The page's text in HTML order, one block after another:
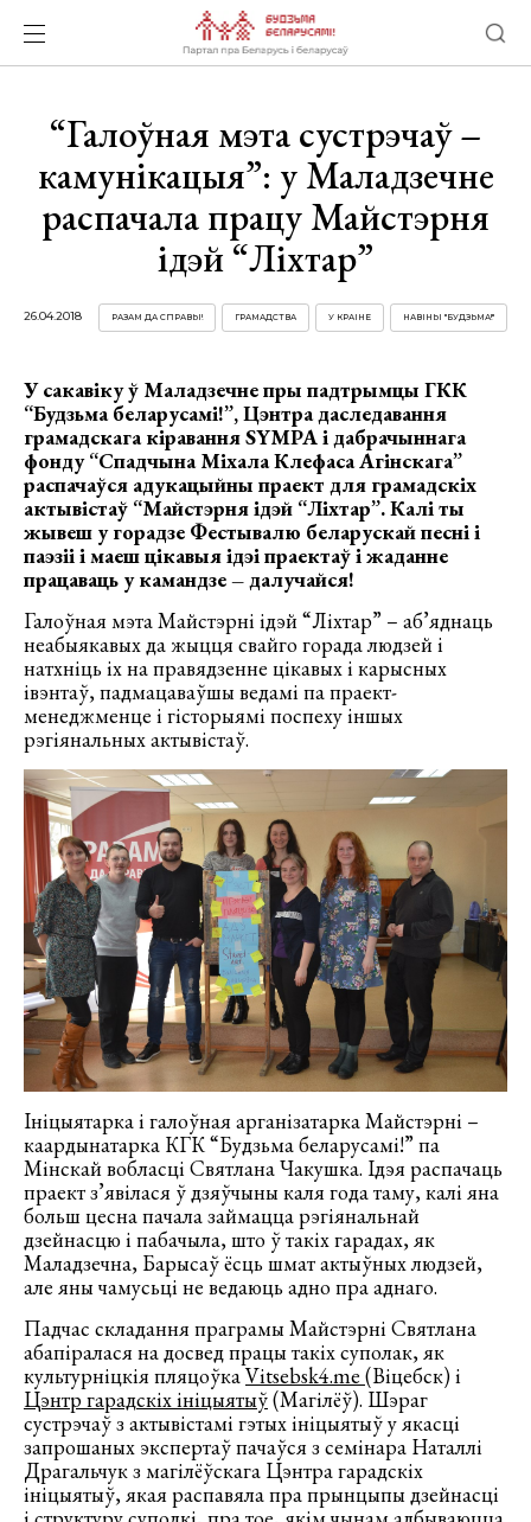
“Галоўная мэта сустрэчаў –
камунікацыя”: у Маладзечне
распачала працу Майстэрня
ідэй “Ліхтар”
26.04.2018 НАВІНЫ "БУДЗЬМА!"
У КРАІНЕ
ГРАМАДСТВА
РАЗАМ ДА СПРАВЫ!
У сакавіку ў Маладзечне пры падтрымцы ГКК
“Будзьма беларусамі!”, Цэнтра даследавання
грамадскага кіравання SYMPA і дабрачыннага
фонду “Спадчына Міхала Клефаса Агінскага”
распачаўся адукацыйны праект для грамадскіх
актывістаў “Майстэрня ідэй “Ліхтар”. Калі ты
жывеш у горадзе Фестывалю беларускай песні і
паэзіі і маеш цікавыя ідэі праектаў і жаданне
працаваць у камандзе – далучайся!
Галоўная мэта Майстэрні ідэй “Ліхтар” – аб’яднаць
неабыякавых да жыцця свайго горада людзей і
натхніць іх на правядзенне цікавых і карысных
івэнтаў, падмацаваўшы ведамі па праект-
менеджменце і гісторыямі поспеху іншых
рэгіянальных актывістаў.
Ініцыятарка і галоўная арганізатарка Майстэрні –
каардынатарка КГК “Будзьма беларусамі!” па
Мінскай вобласці Святлана Чакушка. Ідэя распачаць
праект з’явілася ў дзяўчыны каля года таму, калі яна
больш цесна пачала займацца рэгіянальнай
дзейнасцю і пабачыла, што ў такіх гарадах, як
Маладзечна, Барысаў ёсць шмат актыўных людзей,
але яны чамусьці не ведаюць адно пра аднаго.
Падчас складання праграмы Майстэрні Святлана
абапіралася на досвед працы такіх суполак, як
культурніцкія пляцоўкаVitsebsk4.me (Віцебск) і
Цэнтр гарадскіх ініцыятыў(Магілёў). Шэраг
сустрэчаў з актывістамі гэтых ініцыятыў у якасці
запрошаных экспертаў пачаўся з семінара Наталлі
Драгальчук з магілёўскага Цэнтра гарадскіх
ініцыятыў, якая распавяла пра прынцыпы дзейнасці